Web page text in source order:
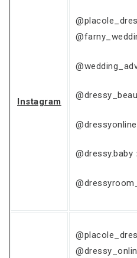
Instagram